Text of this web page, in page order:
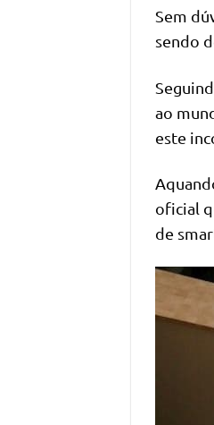
Sem
sendo
ao
este
oficial
de